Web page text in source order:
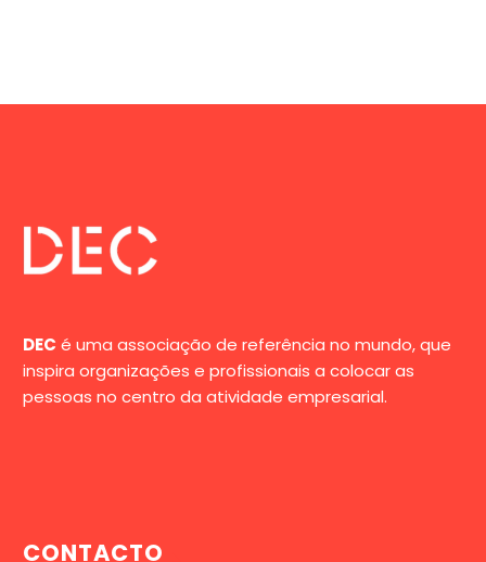
DEC é uma associação de referência no mundo, que
inspira organizações e profissionais a colocar as
pessoas no centro da atividade empresarial.
CONTACTO